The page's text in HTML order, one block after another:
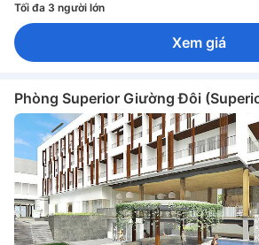
Tối đa 3 người lớn
Xem giá
Phòng Superior Giường Đôi